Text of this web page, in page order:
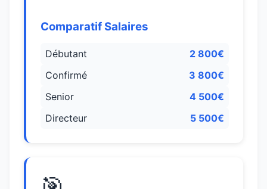
Comparatif Salaires
Débutant
2 800€
Confirmé
3 800€
Senior
4 500€
Directeur
5 500€